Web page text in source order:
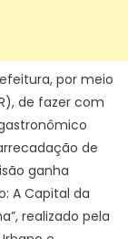
por meio
de fazer com
de
ganha
A Capital da
realizado pela